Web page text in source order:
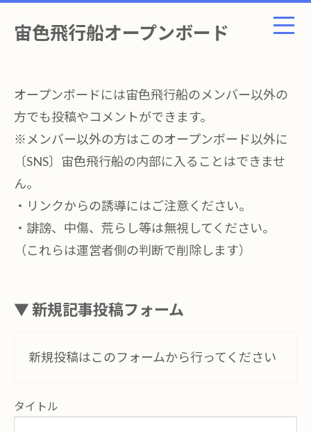
宙色飛行船オープンボード
オープンボードには宙色飛行船のメンバー以外の
方でも投稿やコメントができます。
※メンバー以外の方はこのオープンボード以外に
〔SNS〕宙色飛行船の内部に入ることはできませ
ん。
・リンクからの誘導にはご注意ください。
・誹謗、中傷、荒らし等は無視してください。
（これらは運営者側の判断で削除します）
▼ 新規記事投稿フォーム
新規投稿はこのフォームから行ってください
タイトル